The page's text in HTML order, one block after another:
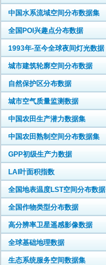
中国水系流域空间分布数据集
全国POI兴趣点分布数据
1993年-至今全球夜间灯光数据
城市建筑轮廓空间分布数据
自然保护区分布数据
城市空气质量监测数据
中国农田生产潜力数据集
中国农田熟制空间分布数据集
GPP初级生产力数据
LAI叶面积指数
全国地表温度LST空间分布数据
全国作物类型分布数据
高分辨率卫星遥感影像数据
全球基础地理数据
生态系统服务空间数据集